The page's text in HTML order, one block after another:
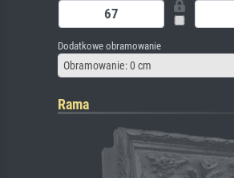
Dodatkowe obramowanie
Obramowanie: 0 cm
Rama